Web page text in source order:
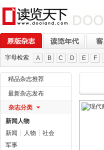
字母检索 A B C D E F
精品杂志推荐
最新杂志发布
杂志分类
新闻人物
新闻 ┆ 人物 ┆ 社会
军事